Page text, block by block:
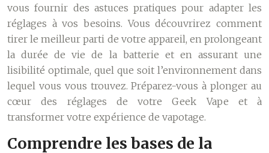
vous fournir des astuces pratiques pour adapter les
réglages à vos besoins. Vous découvrirez comment
tirer le meilleur parti de votre appareil, en prolongeant
la durée de vie de la batterie et en assurant une
lisibilité optimale, quel que soit l’environnement dans
lequel vous vous trouvez. Préparez-vous à plonger au
cœur des réglages de votre Geek Vape et à
transformer votre expérience de vapotage.
Comprendre les bases de la